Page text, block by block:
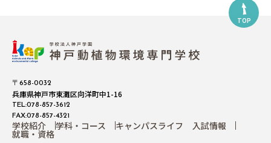
TOP
〒658-0032
兵庫県神戸市東灘区向洋町中1-16
TEL:078-857-3612
FAX:078-857-4321
学校紹介 学科・コース キャンパスライフ 入試情報
就職・資格